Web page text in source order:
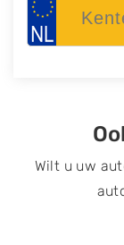
Wilt u uw